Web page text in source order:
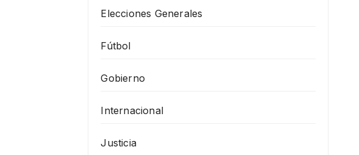
Elecciones Generales
Fútbol
Gobierno
Internacional
Justicia